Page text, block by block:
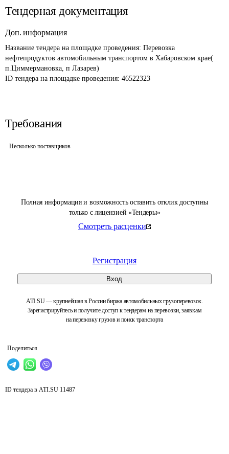
Полная информация и возможность оставить отклик доступны
только с лицензией «Тендеры»
Смотреть расценки
Регистрация
Вход
ATI.SU — крупнейшая в России биржа автомобильных грузоперевозок.
Зарегистрируйтесь и получите доступ к тендерам на перевозки, заявкам
на перевозку грузов и поиск транспорта
Поделиться
Тендерная документация
Доп. информация
Название тендера на площадке проведения: Перевозка
нефтепродуктов автомобильным транспортом в Хабаровском крае(
п.Циммермановка, п Лазарев)
ID тендера на площадке проведения: 46522323
Требования
Несколько поставщиков
ID тендера в ATI.SU 11487